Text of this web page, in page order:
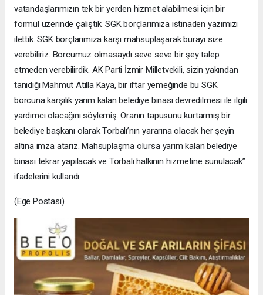
vatandaşlarımızın tek bir yerden hizmet alabilmesi için bir
formül üzerinde çalıştık. SGK borçlarımıza istinaden yazımızı
ilettik. SGK borçlarımıza karşı mahsuplaşarak burayı size
verebiliriz. Borcumuz olmasaydı seve seve bir şey talep
etmeden verebilirdik. AK Parti İzmir Milletvekili, sizin yakından
tanıdığı Mahmut Atilla Kaya, bir iftar yemeğinde bu SGK
borcuna karşılık yarım kalan belediye binası devredilmesi ile ilgili
yardımcı olacağını söylemiş. Oranın tapusunu kurtarmış bir
belediye başkanı olarak Torbalı’nın yararına olacak her şeyin
altına imza atarız. Mahsuplaşma olursa yarım kalan belediye
binası tekrar yapılacak ve Torbalı halkının hizmetine sunulacak”
ifadelerini kullandı.
(Ege Postası)